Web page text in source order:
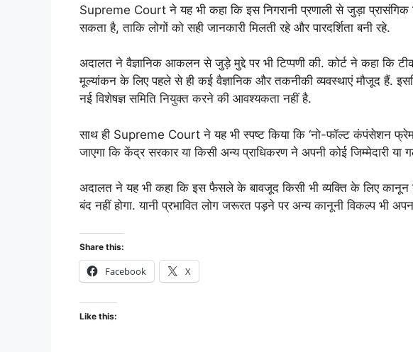
Supreme Court ने यह भी कहा कि इस निगरानी प्रणाली से जुड़ा
सकता है, ताकि लोगों को सही जानकारी मिलती रहे और पारदर्शिता बनी रहे.
अदालत ने वैज्ञानिक आकलन से जुड़े मुद्दे पर भी टिप्पणी की. कोर्ट ने कहा कि
मूल्यांकन के लिए पहले से ही कई वैज्ञानिक और तकनीकी व्यवस्थाएं मौजूद हैं.
नई विशेषज्ञ समिति नियुक्त करने की आवश्यकता नहीं है.
साथ ही Supreme Court ने यह भी स्पष्ट किया कि ‘नो-फॉल्ट कंपंसेशन
जाएगा कि केंद्र सरकार या किसी अन्य प्राधिकरण ने अपनी कोई जिम्मेदारी या
अदालत ने यह भी कहा कि इस फैसले के बावजूद किसी भी व्यक्ति के लिए कानून
बंद नहीं होगा. यानी प्रभावित लोग जरूरत पड़ने पर अन्य कानूनी विकल्प भी
Share this:
Facebook X
Like this: